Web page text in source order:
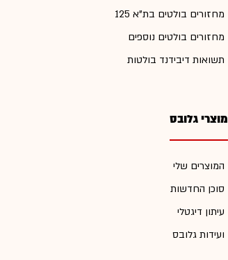
מחזורים בולטים בת"א 125
מחזורים בולטים נוספים
תשואות דיבידנד בולטות
מוצרי גלובס
המוצרים שלי
סוכן החדשות
עיתון דיגטלי
ועידות גלובס